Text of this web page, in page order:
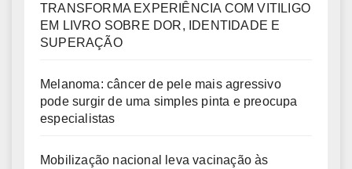
TRANSFORMA EXPERIÊNCIA COM VITILIGO
EM LIVRO SOBRE DOR, IDENTIDADE E
SUPERAÇÃO
Melanoma: câncer de pele mais agressivo
pode surgir de uma simples pinta e preocupa
especialistas
Mobilização nacional leva vacinação às